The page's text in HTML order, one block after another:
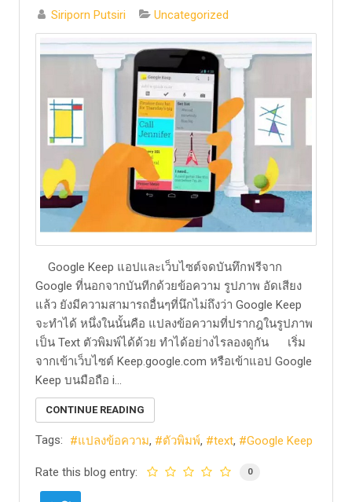
Siriporn Putsiri Uncategorized
Google Keep แอปและเว็บไซต์จดบันทึกฟรีจาก
Google ที่นอกจากบันทีกด้วยข้อความ รูปภาพ อัดเสียง
แล้ว ยังมีความสามารถอื่นๆที่นึกไม่ถึงว่า Google Keep
จะทำได้ หนึ่งในนั้นคือ แปลงข้อความที่ปรากฎในรูปภาพ
เป็น Text ตัวพิมพ์ได้ด้วย ทำได้อย่างไรลองดูกัน เริ่ม
จากเข้าเว็บไซต์ Keep.google.com หรือเข้าแอป Google
Keep บนมือถือ i...
CONTINUE READING
Tags: แปลงข้อความ ตัวพิมพ์ text Google Keep
Rate this blog entry: 0